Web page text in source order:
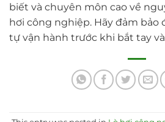
biết và chuyên môn cao về
hơi công nghiệp. Hãy đảm bảo
tự vận hành trước khi bắt tay